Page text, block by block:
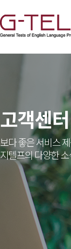
고객센터
보다 좋은 서비스
지텔프의 다양한